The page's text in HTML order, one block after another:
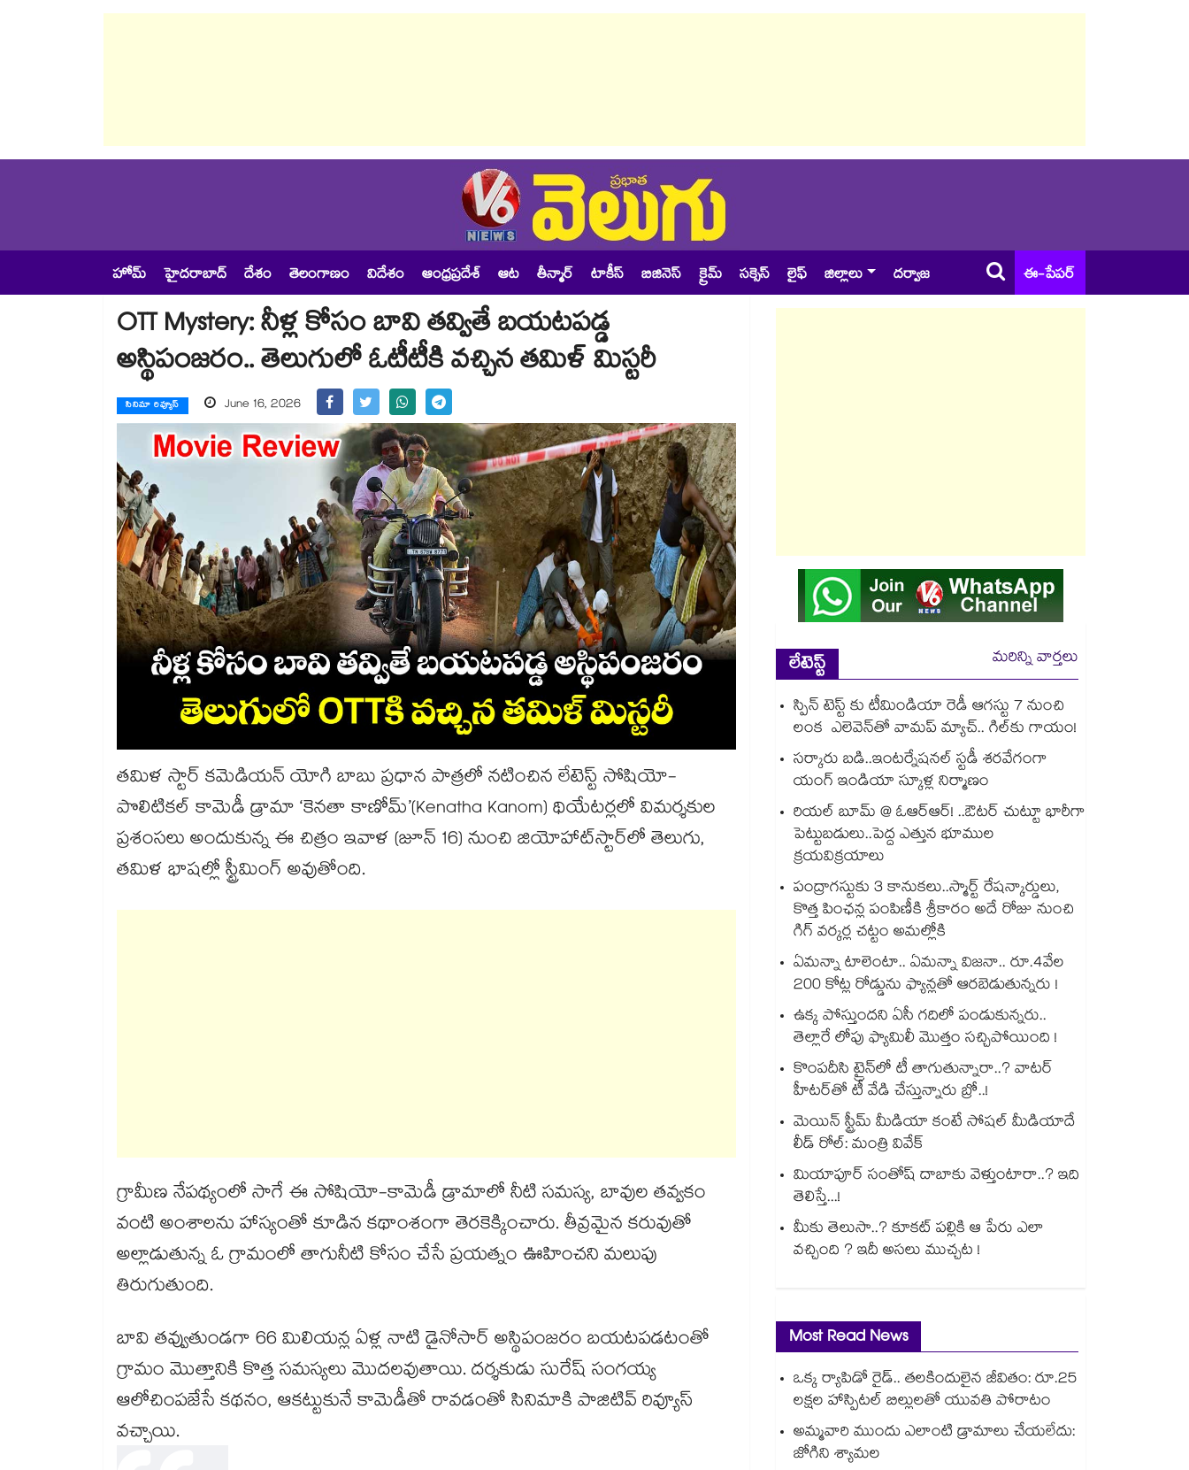
హోమ్ హైదరాబాద్ దేశం తెలంగాణం విదేశం ఆంధ్రప్రదేశ్ ఆట తీన్మార్ టాకీస్ బిజినెస్ క్రైమ్ సక్సెస్ లైఫ్ జిల్లాలు దర్వాజ ఈ-పేపర్
OTT Mystery: నీళ్ల కోసం బావి తవ్వితే బయటపడ్డ
అస్థిపంజరం.. తెలుగులో ఓటీటీకి వచ్చిన తమిళ్ మిస్టరీ
సినిమా రివ్యూస్ June 16, 2026
తమిళ స్టార్ కమెడియన్ యోగి బాబు ప్రధాన పాత్రలో నటించిన లేటెస్ట్ సోషియో-
పొలిటికల్ కామెడీ డ్రామా ‘కెనతా కాణోమ్’(Kenatha Kanom) థియేటర్లలో విమర్శకుల
ప్రశంసలు అందుకున్న ఈ చిత్రం ఇవాళ (జూన్ 16) నుంచి జియోహాట్‌స్టార్‌లో తెలుగు,
తమిళ భాషల్లో స్ట్రీమింగ్ అవుతోంది.
గ్రామీణ నేపథ్యంలో సాగే ఈ సోషియో-కామెడీ డ్రామాలో నీటి సమస్య, బావుల తవ్వకం
వంటి అంశాలను హాస్యంతో కూడిన కథాంశంగా తెరకెక్కించారు. తీవ్రమైన కరువుతో
అల్లాడుతున్న ఓ గ్రామంలో తాగునీటి కోసం చేసే ప్రయత్నం ఊహించని మలుపు
తిరుగుతుంది.
బావి తవ్వుతుండగా 66 మిలియన్ల ఏళ్ల నాటి డైనోసార్ అస్థిపంజరం బయటపడటంతో
గ్రామం మొత్తానికి కొత్త సమస్యలు మొదలవుతాయి. దర్శకుడు సురేష్ సంగయ్య
ఆలోచింపజేసే కథనం, ఆకట్టుకునే కామెడీతో రావడంతో సినిమాకి పాజిటివ్ రివ్యూస్
వచ్చాయి.
లేటెస్ట్
మరిన్ని వార్తలు
స్పిన్‌‌‌‌ టెస్ట్‌‌ కు టీమిండియా రెడీ ఆగస్టు 7 నుంచి
లంక ఎలెవెన్‌‌తో వామప్‌‌ మ్యాచ్‌‌.. గిల్‌‌కు గాయం!
సర్కారు బడి..ఇంటర్నేషనల్ స్టడీ శరవేగంగా
యంగ్ ఇండియా స్కూళ్ల నిర్మాణం
రియల్ బూమ్ @ ఓఆర్ఆర్! ..ఔటర్ చుట్టూ భారీగా
పెట్టుబడులు..పెద్ద ఎత్తున భూముల
క్రయవిక్రయాలు
పంద్రాగస్టుకు 3 కానుకలు..స్మార్ట్ రేషన్కార్డులు,
కొత్త పింఛన్ల పంపిణీకి శ్రీకారం అదే రోజు నుంచి
గిగ్ వర్కర్ల చట్టం అమల్లోకి
ఏమన్నా టాలెంటా.. ఏమన్నా విజనా.. రూ.4వేల
200 కోట్ల రోడ్డును ఫ్యాన్లతో ఆరబెడుతున్నరు !
ఉక్క పోస్తుందని ఏసీ గదిలో పండుకున్నరు..
తెల్లారే లోపు ఫ్యామిలీ మొత్తం సచ్చిపోయింది !
కొంపదీసి ట్రైన్⁬లో టీ తాగుతున్నారా..? వాటర్
హీటర్⁭⁭తో టీ వేడి చేస్తున్నారు బ్రో..!
మెయిన్ స్ట్రీమ్ మీడియా కంటే సోషల్ మీడియాదే
లీడ్ రోల్: మంత్రి వివేక్
మియాపూర్ సంతోష్ దాబాకు వెళ్తుంటారా..? ఇది
తెలిస్తే...!
మీకు తెలుసా..? కూకట్ పల్లికి ఆ పేరు ఎలా
వచ్చింది ? ఇదీ అసలు ముచ్చట !
Most Read News
ఒక్క ర్యాపిడో రైడ్.. తలకిందులైన జీవితం: రూ.25
లక్షల హాస్పిటల్ బిల్లులతో యువతి పోరాటం
అమ్మవారి ముందు ఎలాంటి డ్రామాలు చేయలేదు:
జోగిని శ్యామల